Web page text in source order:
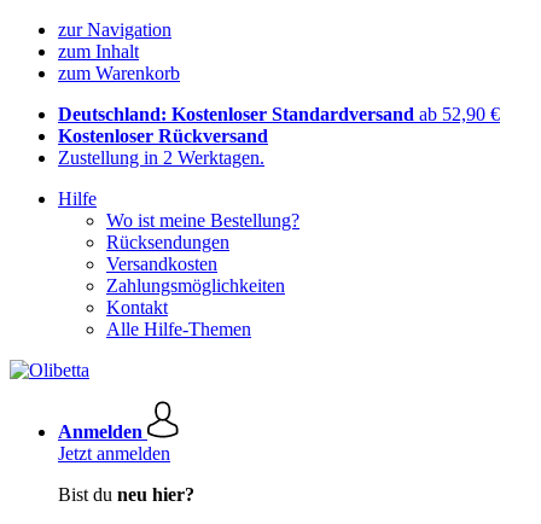
zur Navigation
zum Inhalt
zum Warenkorb
Deutschland: Kostenloser Standardversand ab 52,90 €
Kostenloser Rückversand
Zustellung in 2 Werktagen.
Hilfe
Wo ist meine Bestellung?
Rücksendungen
Versandkosten
Zahlungsmöglichkeiten
Kontakt
Alle Hilfe-Themen
Anmelden
Jetzt anmelden
Bist du neu hier?